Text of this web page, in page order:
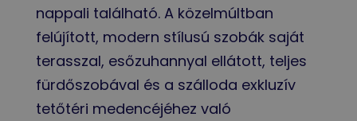
nappali található. A közelmúltban
felújított, modern stílusú szobák saját
terasszal, esőzuhannyal ellátott, teljes
fürdőszobával és a szálloda exkluzív
tetőtéri medencéjéhez való